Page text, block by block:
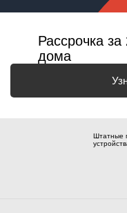
Рассрочка
дома
Штатные